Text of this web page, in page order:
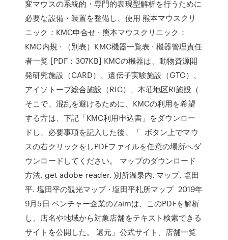
変マウスの系統的・専門的表現型解析を行うために
必要な設備・装置を整備し、使用 熊本マウスクリ
ニック：KMC申合せ · 熊本マウスクリニック：
KMC内規 · （別表）KMC機器一覧表 · 機器管理責任
者一覧 [PDF：307KB] KMCの機器は、動物資源開
発研究施設（CARD）、遺伝子実験施設（GTC）、
アイソトープ総合施設（RIC）、本荘地区RI施設（
そこで、混乱を避けるために、KMCの利用を希望
する方は、下記「KMC利用申込書」をダウンロー
ドし、必要事項を記入した後、「 ボタン上でマウ
スの右クリックをしPDFファイルを任意の場所へダ
ウンロードしてください。 マップのダウンロード
方法. get adobe reader. 別所温泉内. マップ. 塩田
平. 塩田平の観光マップ · 塩田平札所マップ 2019年
9月5日 ベンチャー企業のZaimは、このPDFを解析
し、店名や地域から対象店舗をテキスト検索できる
サイトを公開した。 還元」公式サイト、店舗一覧